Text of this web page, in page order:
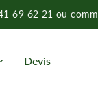
41 69 62 21 ou
Devis